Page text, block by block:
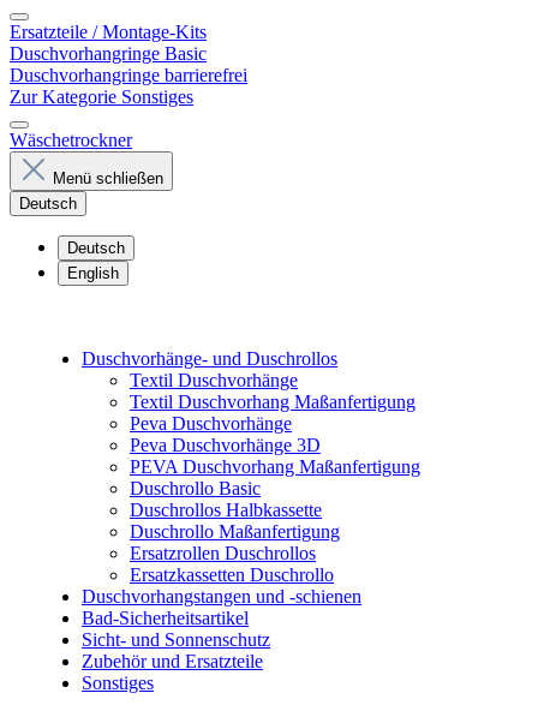
Ersatzteile / Montage-Kits
Duschvorhangringe Basic
Duschvorhangringe barrierefrei
Zur Kategorie Sonstiges
Wäschetrockner
Menü schließen
Deutsch
Deutsch
English
Duschvorhänge- und Duschrollos
Textil Duschvorhänge
Textil Duschvorhang Maßanfertigung
Peva Duschvorhänge
Peva Duschvorhänge 3D
PEVA Duschvorhang Maßanfertigung
Duschrollo Basic
Duschrollos Halbkassette
Duschrollo Maßanfertigung
Ersatzrollen Duschrollos
Ersatzkassetten Duschrollo
Duschvorhangstangen und -schienen
Bad-Sicherheitsartikel
Sicht- und Sonnenschutz
Zubehör und Ersatzteile
Sonstiges